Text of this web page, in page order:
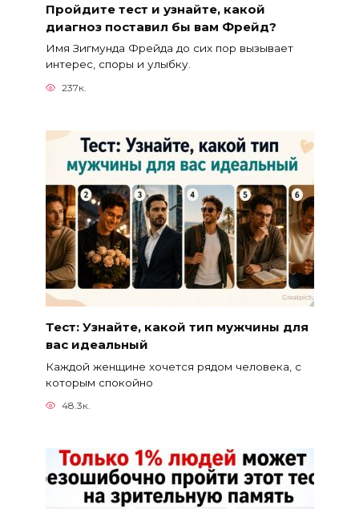
Пройдите тест и узнайте, какой
диагноз поставил бы вам Фрейд?
Имя Зигмунда Фрейда до сих пор вызывает
интерес, споры и улыбку.
237к.
Тест: Узнайте, какой тип мужчины для
вас идеальный
Каждой женщине хочется рядом человека, с
которым спокойно
48.3к.